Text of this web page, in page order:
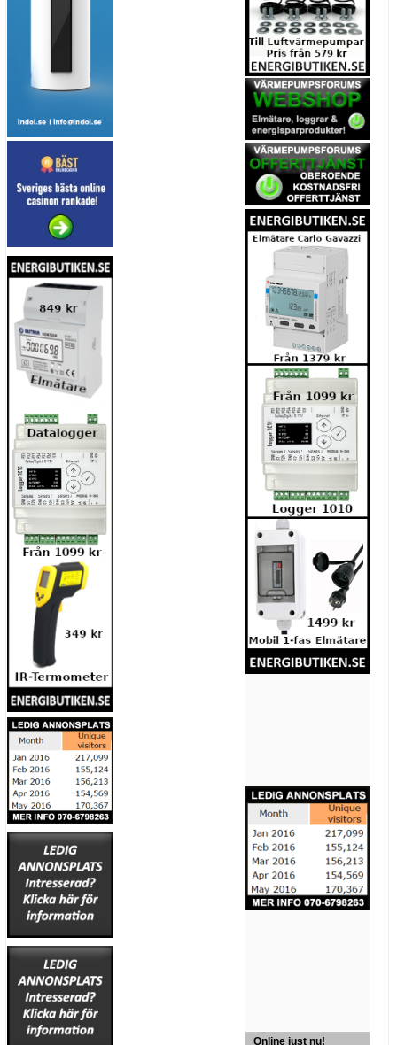
Online just nu!